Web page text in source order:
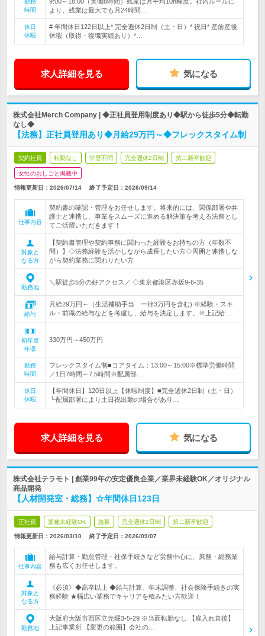
勤務
時間
より、残業は最大でも月24時間…
休日
休暇
# 年間休日122日以上* 完全週休2日制（土・日）* 祝日* 産前産後
休暇（取得・復職実績あり）*…
求人詳細を見る 気になる
株式会社Merch Company | ◆正社員登用制度あり◆駅から徒歩5分◆転勤
なし◆
【法務】正社員登用あり◆月給29万円～◆フレックスタイム制
契約社員 転勤なし 学歴不問 完全週休2日制 第二新卒歓迎
女性のおしごと掲載中
情報更新日：2026/07/14 終了予定日： 2026/09/14
仕事内容
契約書の確認・管理をお任せします。将来的には、関係部署や弁
護士と連携し、事業をスムーズに進める解決策を考える法務とし
てご活躍いただきます！
対象と
なる方
【契約書管理や契約事務に関わった経験をお持ちの方（年数不
問）】◇法務経験を活かしながら成長したい方◇周囲と連携しな
がら契約業務に関わりたい方
勤務地
＼駅徒歩5分の好アクセス／ ◇東京都港区赤坂9-6-35
給与
月給29万円～（生活補助手当 一律3万円を含む) ※経験・スキ
ル・前職の給与などを考慮し、給与を決定します。※上記給…
初年度
年収
330万円～450万円
勤務
時間
フレックスタイム制■コアタイム：13:00～15:00※標準労働時間
／1日7時間～7.5時間※配属部…
休日
休暇
【年間休日】120日以上【休暇制度】■完全週休2日制（土・日）
┗配属部署により土日祝出勤の場合があり…
求人詳細を見る 気になる
株式会社テラモト | 創業99年の安定優良企業／業界未経験OK／オリジナル
商品開発
【人材開発室・総務】☆年間休日123日
正社員 業種未経験OK 急募 完全週休2日制 第二新卒歓迎
情報更新日：2026/03/10 終了予定日： 2026/09/07
仕事内容
給与計算・勤怠管理・社保手続きなど労務中心に、庶務・総務業
務も広くお任せします。
対象と
なる方
《必須》◆高卒以上 ◆給与計算、年末調整、社会保険手続きの実
務経験 ★幅広い業務でキャリアを積みたい方歓迎！
勤務地
大阪府大阪市西区立売堀3-5-29 ※当面転勤なし 【雇入れ直後】
上記事業所 【変更の範囲】会社の…